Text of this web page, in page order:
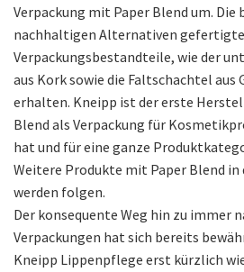
Verpackung mit Paper Blend um. Die
nachhaltigen Alternativen
Verpackungsbestandteile, wie der
aus Kork sowie die Faltschachtel aus
erhalten. Kneipp ist der erste
Blend als Verpackung für
hat und für eine ganze
Weitere Produkte mit Paper Blend in
werden folgen.
Der konsequente Weg hin zu immer
Verpackungen hat sich bereits
Kneipp Lippenpflege erst kürzlich